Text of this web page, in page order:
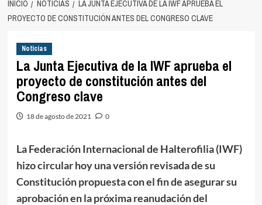
INICIO NOTICIAS
LA JUNTA EJECUTIVA DE LA IWF APRUEBA EL
PROYECTO DE CONSTITUCIÓN ANTES DEL CONGRESO CLAVE
Noticias
La Junta Ejecutiva de la IWF aprueba el
proyecto de constitución antes del
Congreso clave
18 de agosto de 2021 0
La Federación Internacional de Halterofilia (IWF)
hizo circular hoy una versión revisada de su
Constitución propuesta con el fin de asegurar su
aprobación en la próxima reanudación del